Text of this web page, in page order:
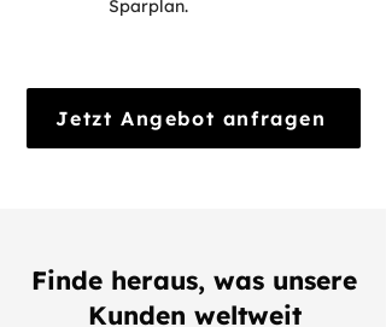
Sparplan.
Jetzt Angebot anfragen
Finde heraus, was unsere
Kunden weltweit